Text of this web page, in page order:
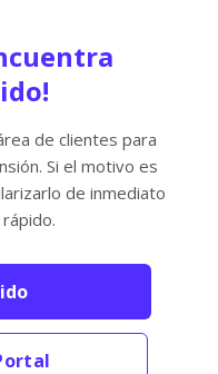
de clientes para
Si el motivo es
de inmediato